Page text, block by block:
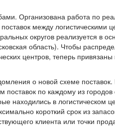
Организована работа по
между
округов реализуется в
область). Чтобы
центров, теперь привязаны
о новой схеме
поставок по каждому из
находились в логистическом
короткий срок из
клиента или точки